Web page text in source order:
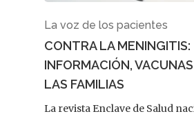
La voz de los pacientes
CONTRA LA MENINGITIS:
INFORMACIÓN,
LAS FAMILIAS
La revista Enclave de Salud